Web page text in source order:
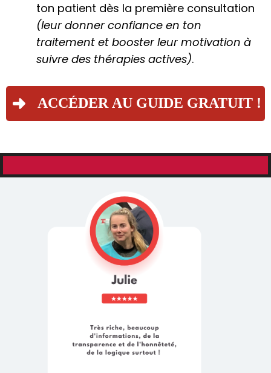
ton patient dès la première consultation
(leur donner confiance en ton
traitement et booster leur motivation à
suivre des thérapies actives).
ACCÉDER AU GUIDE GRATUIT !